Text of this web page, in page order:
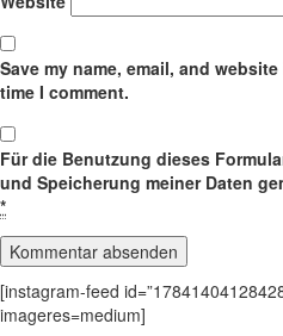
Save my name, email, and
time I comment.
Für die Benutzung dieses
und Speicherung meiner Daten
*
[instagram-feed
imageres=medium]